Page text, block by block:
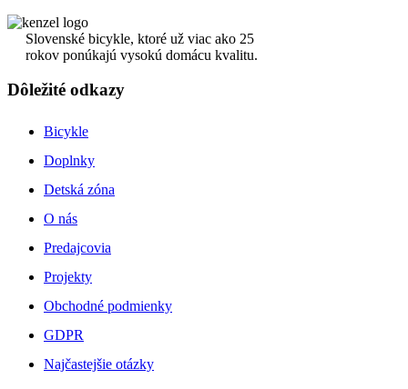
Slovenské bicykle, ktoré už viac ako 25
rokov ponúkajú vysokú domácu kvalitu.
Dôležité odkazy
Bicykle
Doplnky
Detská zóna
O nás
Predajcovia
Projekty
Obchodné podmienky
GDPR
Najčastejšie otázky